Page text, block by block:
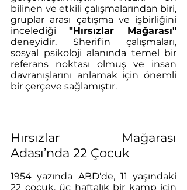
bilinen ve etkili çalışmalarından biri,
gruplar arası çatışma ve işbirliğini
incelediği "Hırsızlar Mağarası"
deneyidir. Sherif'in çalışmaları,
sosyal psikoloji alanında temel bir
referans noktası olmuş ve insan
davranışlarını anlamak için önemli
bir çerçeve sağlamıştır.
Hırsızlar Mağarası
Adası’nda 22 Çocuk
1954 yazında ABD'de, 11 yaşındaki
22 çocuk, üç haftalık bir kamp için